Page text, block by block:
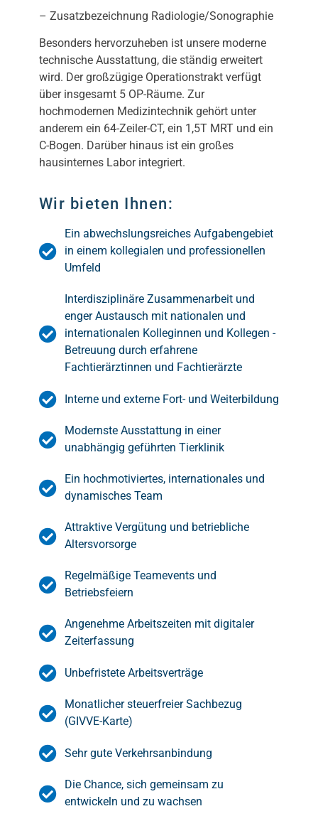
– Zusatzbezeichnung Radiologie/Sonographie
Besonders hervorzuheben ist unsere moderne
technische Ausstattung, die ständig erweitert
wird. Der großzügige Operationstrakt verfügt
über insgesamt 5 OP-Räume. Zur
hochmodernen Medizintechnik gehört unter
anderem ein 64-Zeiler-CT, ein 1,5T MRT und ein
C-Bogen. Darüber hinaus ist ein großes
hausinternes Labor integriert.
Wir bieten Ihnen:
Ein abwechslungsreiches Aufgabengebiet
in einem kollegialen und professionellen
Umfeld
Interdisziplinäre Zusammenarbeit und
enger Austausch mit nationalen und
internationalen Kolleginnen und Kollegen -
Betreuung durch erfahrene
Fachtierärztinnen und Fachtierärzte
Interne und externe Fort- und Weiterbildung
Modernste Ausstattung in einer
unabhängig geführten Tierklinik
Ein hochmotiviertes, internationales und
dynamisches Team
Attraktive Vergütung und betriebliche
Altersvorsorge
Regelmäßige Teamevents und
Betriebsfeiern
Angenehme Arbeitszeiten mit digitaler
Zeiterfassung
Unbefristete Arbeitsverträge
Monatlicher steuerfreier Sachbezug
(GIVVE-Karte)
Sehr gute Verkehrsanbindung
Die Chance, sich gemeinsam zu
entwickeln und zu wachsen